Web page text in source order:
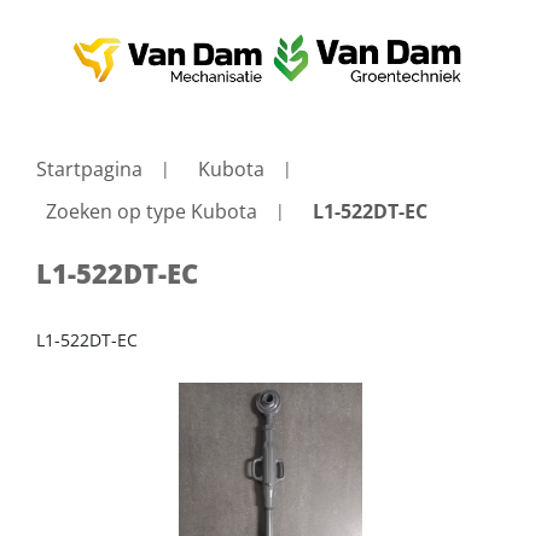
Startpagina
Kubota
Zoeken op type Kubota
L1-522DT-EC
L1-522DT-EC
L1-522DT-EC